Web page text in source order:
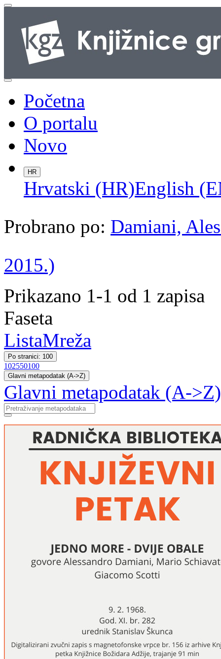
Početna
O portalu
Novo
HR
Hrvatski (HR)English
Probrano po: Damiani,
2015.)
Prikazano 1-1 od 1 zapisa
Faseta
ListaMreža
Po stranici: 100
102550100
Glavni metapodatak (A->Z)
Glavni metapodatak (A->Z)